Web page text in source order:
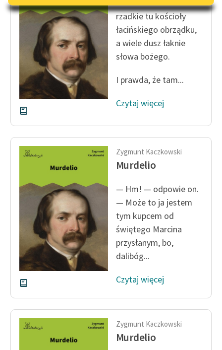
Lektury szkolne i klasyka
literatury do słuchania dla
uczennic i uczniów z
niepełnosprawnościami
E-kolekcja lektur
szkolnych i literatury do
słuchania dla uczennic i
uczniów z
niepełnosprawnościami
Popularyzacja
skandynawskiej literatury
feministycznej
Ręce pełne poezji
Kolekcje edukacyjne
twórców przechodzących
do domeny publicznej,
lektur szkolnych oraz
Starego Testamentu
Odkurzamy bohaterów
Szkoła Poezji Wolnych
O nas
rzadkie tu kościoły
łacińskiego obrządku,
a wiele dusz łaknie
słowa bożego.
I prawda, że tam...
Czytaj więcej
Zygmunt Kaczkowski
Murdelio
— Hm! — odpowie on.
— Może to ja jestem
tym kupcem od
świętego Marcina
przysłanym, bo,
dalibóg...
Czytaj więcej
Zygmunt Kaczkowski
Murdelio